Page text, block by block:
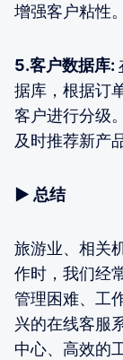
增强客户粘性。
5.客户数据库:
据库，根据订
客户进行分级
及时推荐新产品
▶ 总结
旅游业、相关
作时，我们经
管理困难、工
兴的在线客服
中心、高效的